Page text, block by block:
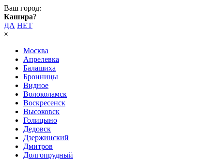
Ваш город:
Кашира?
ДА НЕТ
×
Москва
Апрелевка
Балашиха
Бронницы
Видное
Волоколамск
Воскресенск
Высоковск
Голицыно
Дедовск
Дзержинский
Дмитров
Долгопрудный